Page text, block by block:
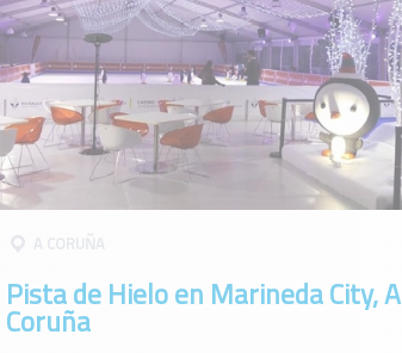
A CORUÑA
Pista de Hielo en Marineda City, A
Coruña